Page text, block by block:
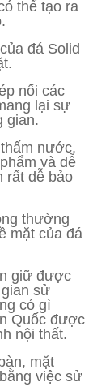
thể tạo ra
đá Solid
nối các
lại sự
gian.
nước,
và dễ
rất dễ bảo
thường
mặt của đá
giữ được
sử
có gì
Quốc được
nội thất.
mặt
việc sử